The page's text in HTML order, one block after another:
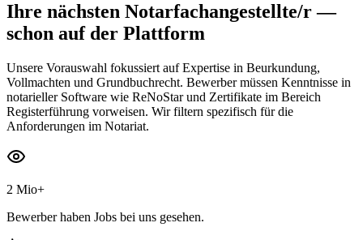
Ihre nächsten Notarfachangestellte/r—
schon auf der Plattform
Unsere Vorauswahl fokussiert auf Expertise in Beurkundung,
Vollmachten und Grundbuchrecht. Bewerber müssen Kenntnisse in
notarieller Software wie ReNoStar und Zertifikate im Bereich
Registerführung vorweisen. Wir filtern spezifisch für die
Anforderungen im Notariat.
2 Mio+
Bewerber haben Jobs bei uns gesehen.